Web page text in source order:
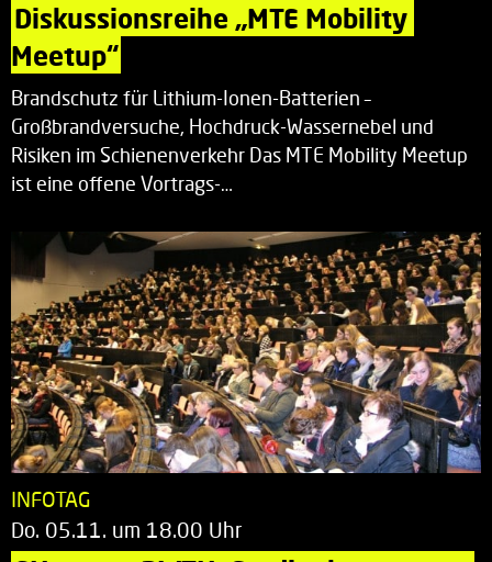
Diskussionsreihe „MTE Mobility
Meetup“
Brandschutz für Lithium-Ionen-Batterien –
Großbrandversuche, Hochdruck-Wassernebel und
Risiken im Schienenverkehr Das MTE Mobility Meetup
ist eine offene Vortrags-…
INFOTAG
Do. 05.11. um 18.00 Uhr